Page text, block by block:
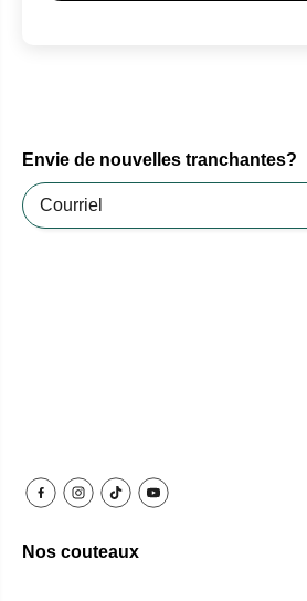
Envie de nouvelles tranchantes?
Nos couteaux